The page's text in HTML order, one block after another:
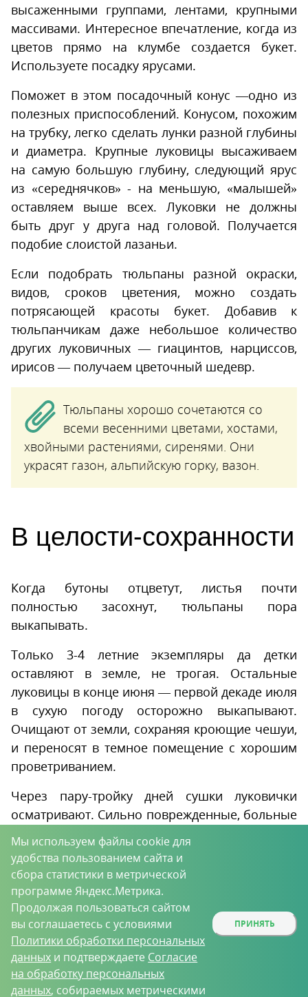
высаженными группами, лентами, крупными
массивами. Интересное впечатление, когда из
цветов прямо на клумбе создается букет.
Используете посадку ярусами.
Поможет в этом посадочный конус —одно из
полезных приспособлений. Конусом, похожим
на трубку, легко сделать лунки разной глубины
и диаметра. Крупные луковицы высаживаем
на самую большую глубину, следующий ярус
из «середнячков» - на меньшую, «малышей»
оставляем выше всех. Луковки не должны
быть друг у друга над головой. Получается
подобие слоистой лазаньи.
Если подобрать тюльпаны разной окраски,
видов, сроков цветения, можно создать
потрясающей красоты букет. Добавив к
тюльпанчикам даже небольшое количество
других луковичных — гиацинтов, нарциссов,
ирисов — получаем цветочный шедевр.
Тюльпаны хорошо сочетаются со
всеми весенними цветами, хостами,
хвойными растениями, сиренями. Они
украсят газон, альпийскую горку, вазон.
В целости-сохранности
Когда бутоны отцветут, листья почти
полностью засохнут, тюльпаны пора
выкапывать.
Только 3-4 летние экземпляры да детки
оставляют в земле, не трогая. Остальные
луковицы в конце июня — первой декаде июля
в сухую погоду осторожно выкапывают.
Очищают от земли, сохраняя кроющие чешуи,
и переносят в темное помещение с хорошим
проветриванием.
Через пару-тройку дней сушки луковички
осматривают. Сильно поврежденные, больные
выбрасывают. Небольшие повреждения
посыпают золой, обрабатывают фунгицидами.
Посадочный материал сортируют и
отправляют на хранение.
Хранят луковицы в открытых ящиках. Лучше
всего в один ряд. Если размещают в 1-2 слоя,
то перекладывают бумагой. Важно хранить
зародыши в определенных условиях.
Мы используем файлы cookie для
удобства пользованием сайта и
сбора статистики в метрической
программе Яндекс.Метрика.
Продолжая пользоваться сайтом
вы соглашаетесь с условиями
Политики обработки персональных
данных и подтверждаете Согласие
на обработку персональных
данных, собираемых метрическими
ПРИНЯТЬ